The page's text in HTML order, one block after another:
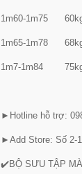
1m60-1m75
1m65-1m78
1m7-1m84
►Hotline hỗ trợ:
►Add Store: Số 2-
✔️BỘ SƯU TẬP